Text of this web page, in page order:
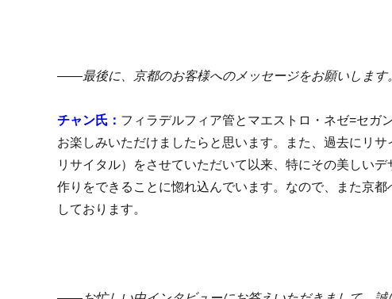
――最後に、京都のお客様へのメッセージをお願いします
チャン氏： フィラデルフィア管とマエストロ・ネゼ=セガ
お楽しみいただけましたらと思います。また、過去にリ
リサイタル）をさせていただいて以来、特にその美しい
作りをできることに惚れ込んでいます。なので、また京
しております。